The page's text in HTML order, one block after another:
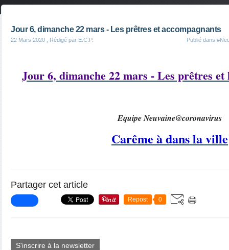
Jour 6, dimanche 22 mars - Les prêtres et accompagnants
22 Mars 2020 , Rédigé par E.C.P. Publié dans
Jour 6, dimanche 22 mars - Les prêtres et
Equipe Neuvaine@coronavirus
Carême à dans la ville
Partager cet article
Repost 0
S'inscrire à la newsletter